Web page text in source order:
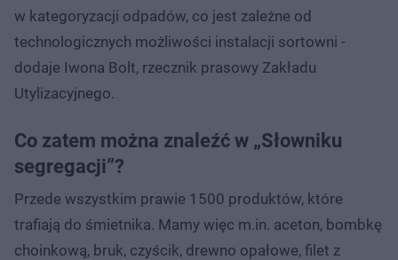
w kategoryzacji odpadów, co jest zależne od
technologicznych możliwości instalacji sortowni -
dodaje Iwona Bolt, rzecznik prasowy Zakładu
Utylizacyjnego.
Co zatem można znaleźć w „Słowniku
segregacji”?
Przede wszystkim prawie 1500 produktów, które
trafiają do śmietnika. Mamy więc m.in. aceton, bombkę
choinkową, bruk, czyścik, drewno opałowe, filet z